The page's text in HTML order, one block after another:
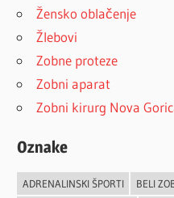
Žensko oblačenje
Žlebovi
Zobne proteze
Zobni aparat
Zobni kirurg Nova
Oznake
ADRENALINSKI ŠPORTI BELI